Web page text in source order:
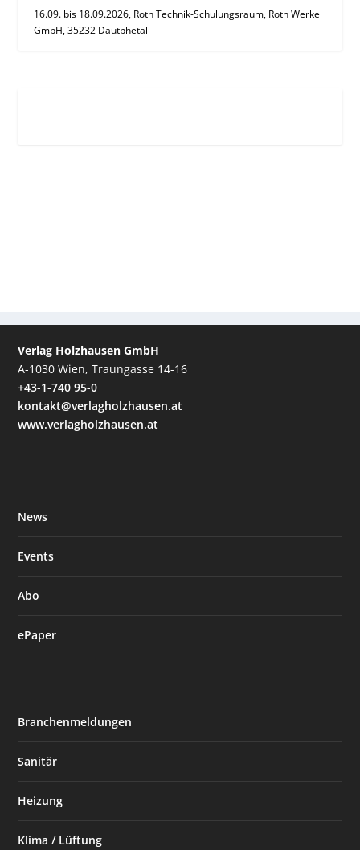
16.09. bis 18.09.2026, Roth Technik-Schulungsraum, Roth Werke
GmbH, 35232 Dautphetal
Verlag Holzhausen GmbH
A-1030 Wien, Traungasse 14-16
+43-1-740 95-0
kontakt@verlagholzhausen.at
www.verlagholzhausen.at
News
Events
Abo
ePaper
Branchenmeldungen
Sanitär
Heizung
Klima / Lüftung